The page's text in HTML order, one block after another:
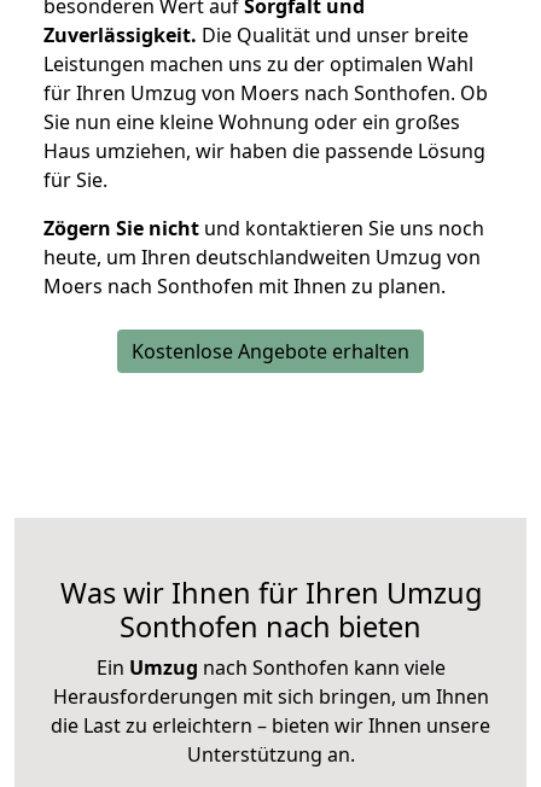
besonderen Wert aufSorgfalt und
Zuverlässigkeit. Die Qualität und unser breite
Leistungen machen uns zu der optimalen Wahl
für Ihren Umzug von Moers nach Sonthofen. Ob
Sie nun eine kleine Wohnung oder ein großes
Haus umziehen, wir haben die passende Lösung
für Sie.
Zögern Sie nicht und kontaktieren Sie uns noch
heute, um Ihren deutschlandweiten Umzug von
Moers nach Sonthofen mit Ihnen zu planen.
Kostenlose Angebote erhalten
Was wir Ihnen für Ihren Umzug
Sonthofen nach bieten
Ein Umzug nach Sonthofen kann viele
Herausforderungen mit sich bringen, um Ihnen
die Last zu erleichtern – bieten wir Ihnen unsere
Unterstützung an.